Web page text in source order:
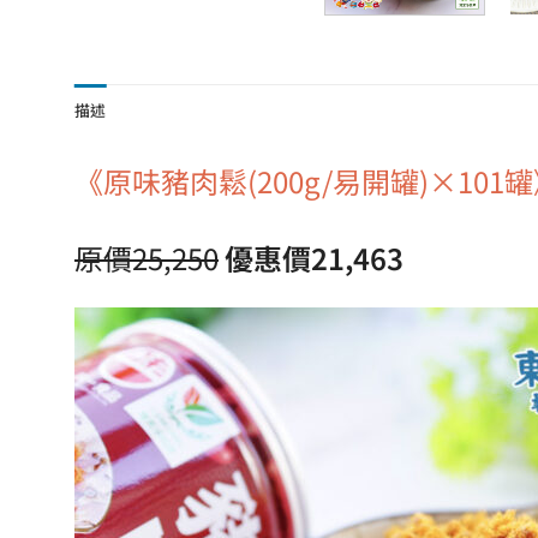
描述
《原味豬肉鬆(200g/易開罐)×101
原價25,250優惠價21,463